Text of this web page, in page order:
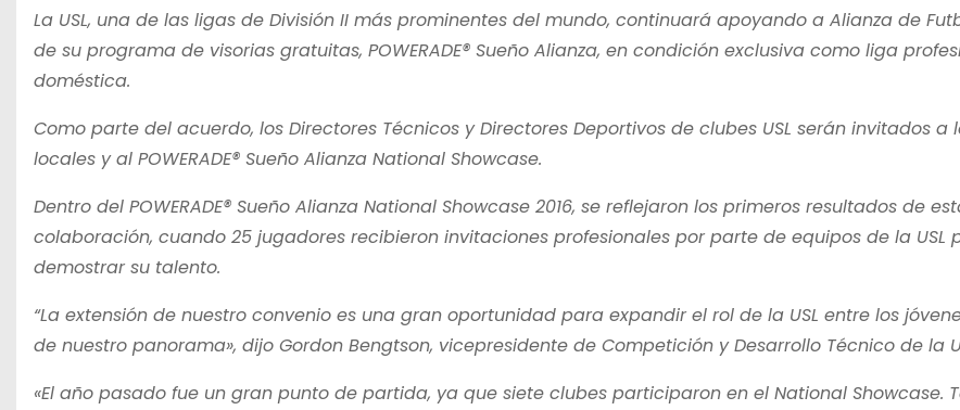
La USL, una de las ligas de División II más prominentes del mundo, continuará apoyando a Alianza de
de su programa de visorias gratuitas, POWERADE® Sueño Alianza, en condición exclusiva como liga
doméstica.
Como parte del acuerdo, los Directores Técnicos y Directores Deportivos de clubes USL serán invitados a
locales y al POWERADE® Sueño Alianza National Showcase.
Dentro del POWERADE® Sueño Alianza National Showcase 2016, se reflejaron los primeros resultados de
colaboración, cuando 25 jugadores recibieron invitaciones profesionales por parte de equipos de la USL
demostrar su talento.
“La extensión de nuestro convenio es una gran oportunidad para expandir el rol de la USL entre los
de nuestro panorama», dijo Gordon Bengtson, vicepresidente de Competición y Desarrollo Técnico de la
«El año pasado fue un gran punto de partida, ya que siete clubes participaron en el National Showcase.